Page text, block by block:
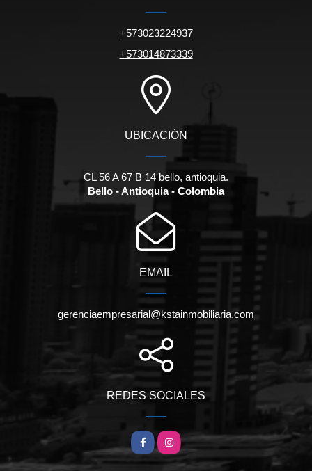
+573023224937
+573014873339
UBICACIÓN
CL 56 A 67 B 14 bello, antioquia.
Bello - Antioquia - Colombia
EMAIL
gerenciaempresarial@kstainmobiliaria.com
REDES SOCIALES
FacebookInstagram